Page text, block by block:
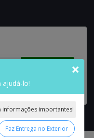
×
ajudá-lo!
informações importantes!
Faz Entrega no Exterior